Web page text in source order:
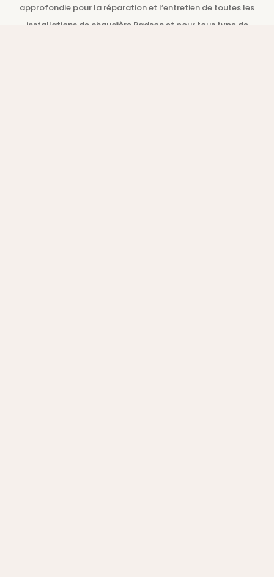
approfondie pour la réparation et l’entretien de toutes les
installations de chaudière Radson et pour tous type de